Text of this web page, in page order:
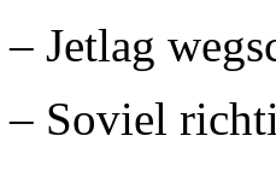
– Jetlag
– Soviel